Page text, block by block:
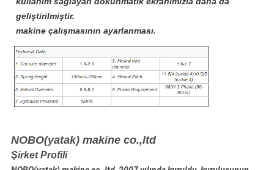
geliştirilmiştir.
makine çalışmasının ayarlanması.
NOBO(yatak) makine co.,ltd
Şirket Profili